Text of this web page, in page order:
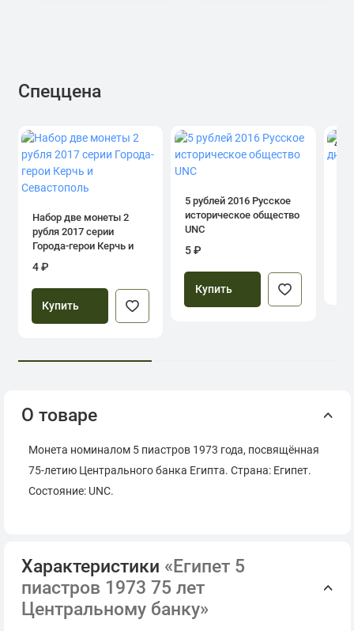
Спеццена
Набор две монеты 2
рубля 2017 серии
Города-герои Керчь и
4 ₽
Купить
5 рублей 2016 Русское
историческое общество
UNC
5 ₽
Купить
4.0
О товаре
Монета номиналом 5 пиастров 1973 года, посвящённая
75-летию Центрального банка Египта. Страна: Египет.
Состояние: UNC.
Характеристики «Египет 5
пиастров 1973 75 лет
Центральному банку»